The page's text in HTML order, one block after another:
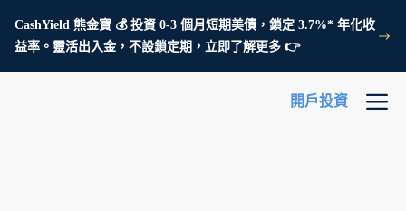
CashYield 熊金寶 💰 投資 0-3 個月短期美債，鎖定 3.7%* 年化收
益率。靈活出入金，不設鎖定期，立即了解更多 👉
開戶投資